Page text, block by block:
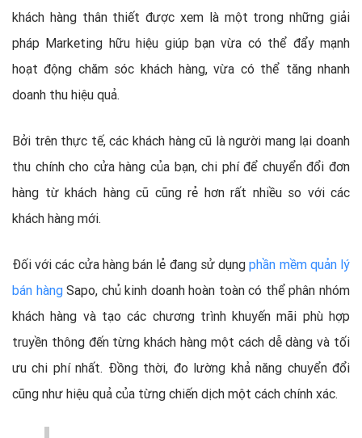
khách hàng thân thiết được xem là một trong những giải
pháp Marketing hữu hiệu giúp bạn vừa có thể đẩy mạnh
hoạt động chăm sóc khách hàng, vừa có thể tăng nhanh
doanh thu hiệu quả.
Bởi trên thực tế, các khách hàng cũ là người mang lại doanh
thu chính cho cửa hàng của bạn, chi phí để chuyển đổi đơn
hàng từ khách hàng cũ cũng rẻ hơn rất nhiều so với các
khách hàng mới.
Đối với các cửa hàng bán lẻ đang sử dụngphần mềm quản lý
bán hàngSapo, chủ kinh doanh hoàn toàn có thể phân nhóm
khách hàng và tạo các chương trình khuyến mãi phù hợp
truyền thông đến từng khách hàng một cách dễ dàng và tối
ưu chi phí nhất. Đồng thời, đo lường khả năng chuyển đổi
cũng như hiệu quả của từng chiến dịch một cách chính xác.